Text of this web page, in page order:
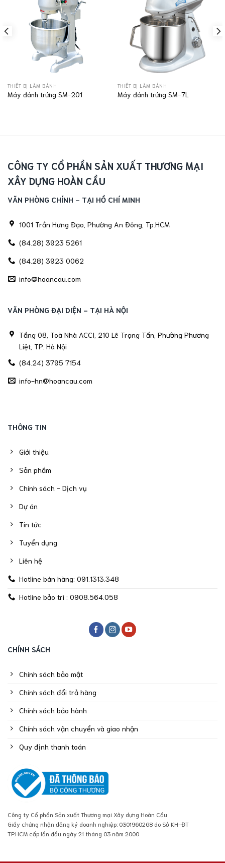
THIẾT BỊ LÀM BÁNH
Máy đánh trứng SM-201
THIẾT BỊ LÀM BÁNH
Máy đánh trứng SM-7L
CÔNG TY CỔ PHẦN SẢN XUẤT THƯƠNG MẠI
XÂY DỰNG HOÀN CẦU
VĂN PHÒNG CHÍNH - TẠI HỒ CHÍ MINH
1001 Trần Hưng Đạo, Phường An Đông, Tp.HCM
(84.28) 3923 5261
(84.28) 3923 0062
info@hoancau.com
VĂN PHÒNG ĐẠI DIỆN - TẠI HÀ NỘI
Tầng 08, Toà Nhà ACCI, 210 Lê Trọng Tấn, Phường Phương
Liệt, TP. Hà Nội
(84.24) 3795 7154
info-hn@hoancau.com
THÔNG TIN
Giới thiệu
Sản phẩm
Chính sách - Dịch vụ
Dự án
Tin tức
Tuyển dụng
Liên hệ
Hotline bán hàng: 091.1313.348
Hotline bảo trì : 0908.564.058
CHÍNH SÁCH
Chính sách bảo mật
Chính sách đổi trả hàng
Chính sách bảo hành
Chính sách vận chuyển và giao nhận
Quy định thanh toán
Công ty Cổ phần Sản xuất Thương mại Xây dựng Hoàn Cầu
Giấy chứng nhận đăng ký doanh nghiệp: 0301960268 do Sở KH-ĐT
TP.HCM cấp lần đầu ngày 21 tháng 03 năm 2000